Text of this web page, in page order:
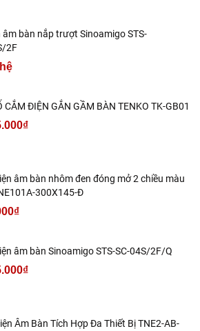
âm bàn nắp trượt Sinoamigo STS-
2F
CẮM ĐIỆN GẮN GẦM BÀN TENKO TK-GB01
âm bàn nhôm đen đóng mở 2 chiều màu
300X145-Đ
âm bàn Sinoamigo STS-SC-04S/2F/Q
Âm Bàn Tích Hợp Đa Thiết Bị TNE2-AB-